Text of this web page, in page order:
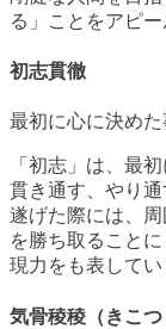
る」ことをアピー
初志貫徹
最初に心に決めた
「初志」は、最
貫き通す、やり
遂げた際には、
を勝ち取ること
現力をも表してい
気骨稜稜（きこつ